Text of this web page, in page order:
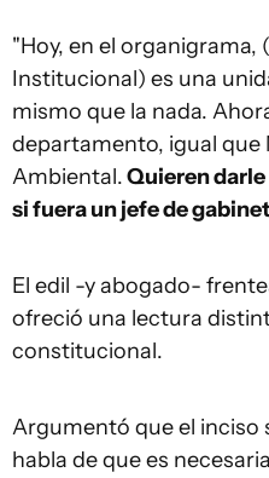
"Hoy, en el organigrama,
Institucional) es una
mismo que la nada.
departamento, igual que
Ambiental.Quieren
si fuera un jefe de
El edil -y abogado-
ofreció una lectura
constitucional.
Argumentó que el inciso
habla de que es